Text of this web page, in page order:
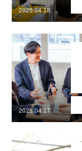
働く
学ぶ
遊ぶ
社員を知る
社員インタビュー
2025.04.18
2025.04.17